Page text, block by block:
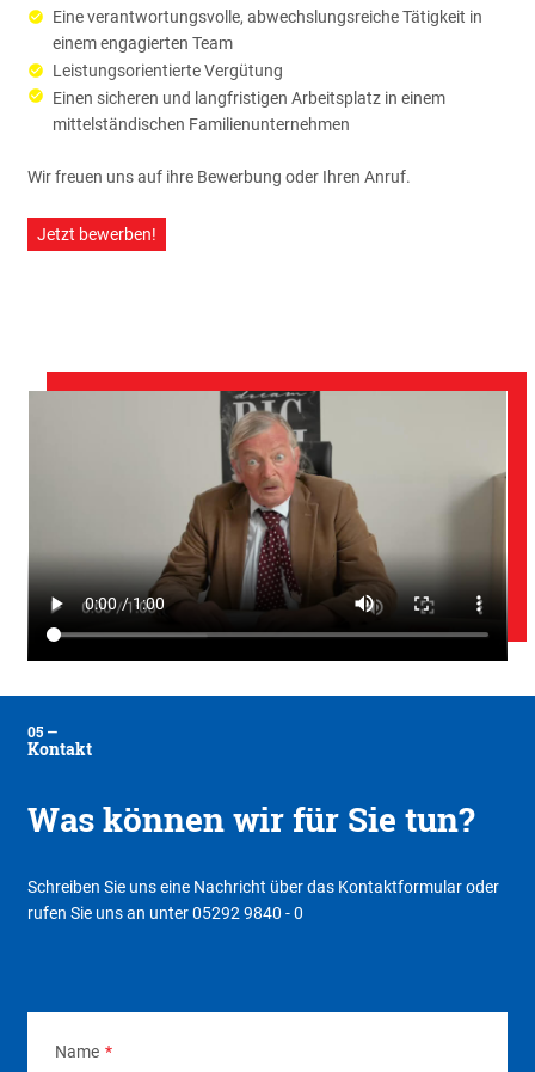
Eine verantwortungsvolle, abwechslungsreiche Tätigkeit in
einem engagierten Team
Leistungsorientierte Vergütung
Einen sicheren und langfristigen Arbeitsplatz in einem
mittelständischen Familienunternehmen
Wir freuen uns auf ihre Bewerbung oder Ihren Anruf.
Jetzt bewerben!
Kontakt
Was können wir für Sie tun?
Schreiben Sie uns eine Nachricht über das Kontaktformular oder
rufen Sie uns an unter 05292 9840 - 0
Name *